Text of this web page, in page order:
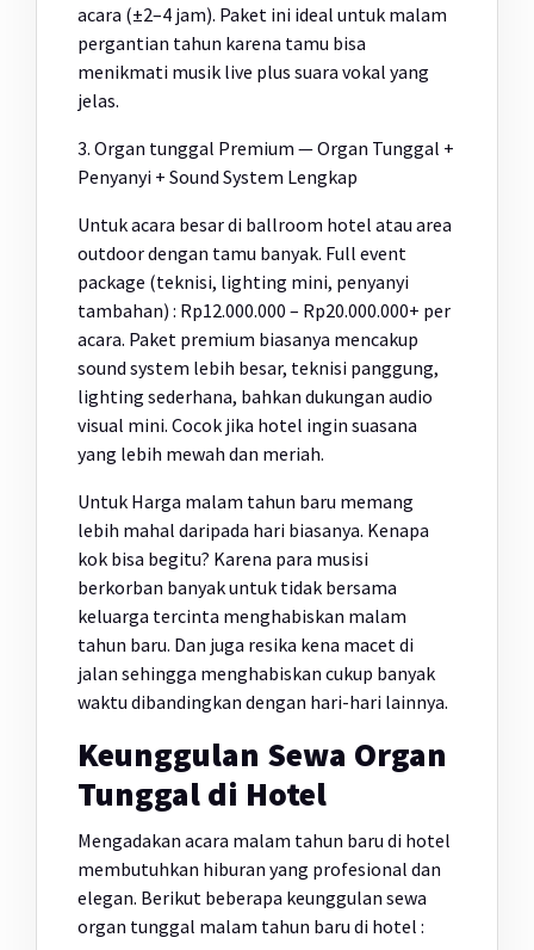
acara (±2–4 jam). Paket ini ideal untuk malam
pergantian tahun karena tamu bisa
menikmati musik live plus suara vokal yang
jelas.
3. Organ tunggal Premium — Organ Tunggal +
Penyanyi + Sound System Lengkap
Untuk acara besar di ballroom hotel atau area
outdoor dengan tamu banyak. Full event
package (teknisi, lighting mini, penyanyi
tambahan) : Rp12.000.000 – Rp20.000.000+ per
acara. Paket premium biasanya mencakup
sound system lebih besar, teknisi panggung,
lighting sederhana, bahkan dukungan audio
visual mini. Cocok jika hotel ingin suasana
yang lebih mewah dan meriah.
Untuk Harga malam tahun baru memang
lebih mahal daripada hari biasanya. Kenapa
kok bisa begitu? Karena para musisi
berkorban banyak untuk tidak bersama
keluarga tercinta menghabiskan malam
tahun baru. Dan juga resika kena macet di
jalan sehingga menghabiskan cukup banyak
waktu dibandingkan dengan hari-hari lainnya.
Keunggulan Sewa Organ
Tunggal di Hotel
Mengadakan acara malam tahun baru di hotel
membutuhkan hiburan yang profesional dan
elegan. Berikut beberapa keunggulan sewa
organ tunggal malam tahun baru di hotel :